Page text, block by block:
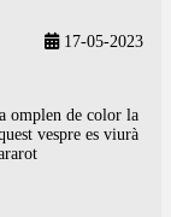
17-05-2023
omplen de color la
vespre es viurà